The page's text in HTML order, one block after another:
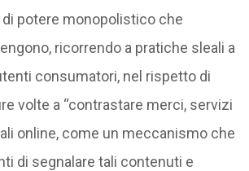
potere monopolistico che
ricorrendo a pratiche sleali a
consumatori, nel rispetto di
volte a “contrastare merci, servizi
online, come un meccanismo che
di segnalare tali contenuti e